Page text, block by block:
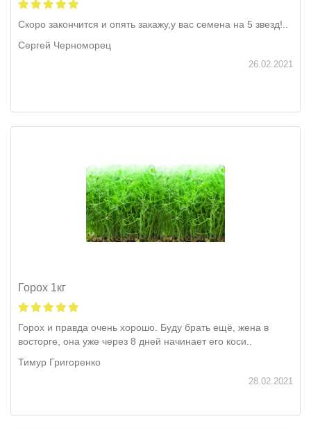
Скоро закончится и опять закажу,у вас семена на 5 звезд!..
Сергей Черноморец
26.02.2021
Горох 1кг
Горох и правда очень хорошо. Буду брать ещё, жена в
восторге, она уже через 8 дней начинает его коси..
Тимур Григоренко
28.02.2021